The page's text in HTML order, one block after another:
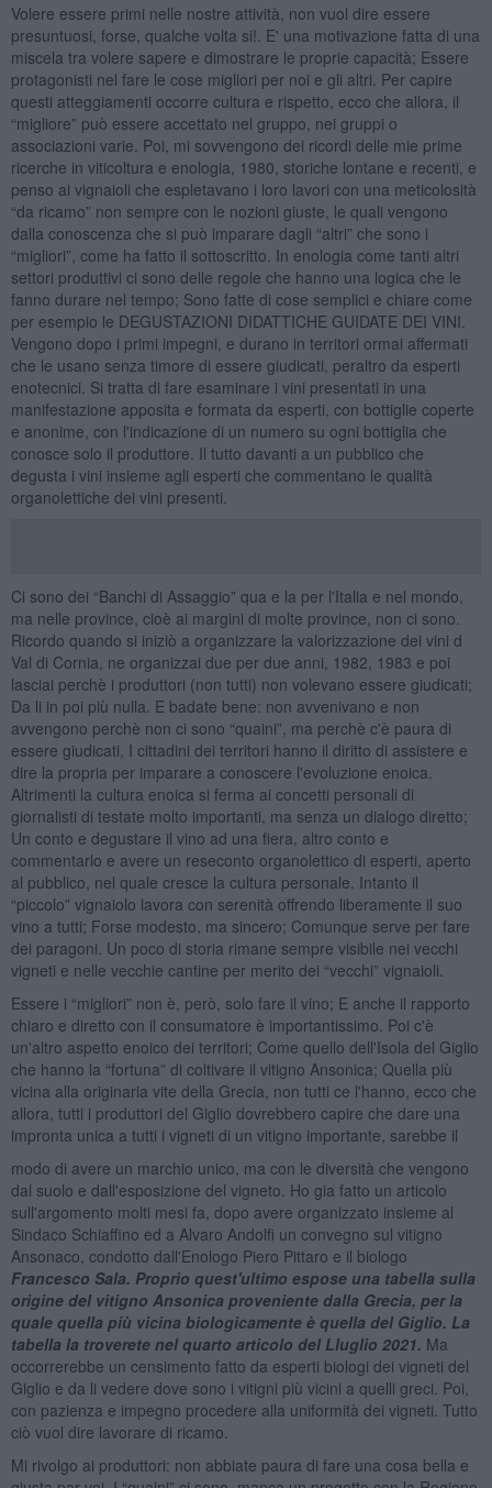
Volere essere primi nelle nostre attività, non vuol dire essere
presuntuosi, forse, qualche volta si!. E' una motivazione fatta di una
miscela tra volere sapere e dimostrare le proprie capacità; Essere
protagonisti nel fare le cose migliori per noi e gli altri. Per capire
questi atteggiamenti occorre cultura e rispetto, ecco che allora, il
“migliore” può essere accettato nel gruppo, nei gruppi o
associazioni varie. Poi, mi sovvengono dei ricordi delle mie prime
ricerche in viticoltura e enologia, 1980, storiche lontane e recenti, e
penso ai vignaioli che espletavano i loro lavori con una meticolosità
“da ricamo” non sempre con le nozioni giuste, le quali vengono
dalla conoscenza che si può imparare dagli “altri” che sono i
“migliori”, come ha fatto il sottoscritto. In enologia come tanti altri
settori produttivi ci sono delle regole che hanno una logica che le
fanno durare nel tempo; Sono fatte di cose semplici e chiare come
per esempio le DEGUSTAZIONI DIDATTICHE GUIDATE DEI VINI.
Vengono dopo i primi impegni, e durano in territori ormai affermati
che le usano senza timore di essere giudicati, peraltro da esperti
enotecnici. Si tratta di fare esaminare i vini presentati in una
manifestazione apposita e formata da esperti, con bottiglie coperte
e anonime, con l'indicazione di un numero su ogni bottiglia che
conosce solo il produttore. Il tutto davanti a un pubblico che
degusta i vini insieme agli esperti che commentano le qualità
organolettiche dei vini presenti.
Ci sono dei “Banchi di Assaggio” qua e la per l'Italia e nel mondo,
ma nelle province, cioè ai margini di molte province, non ci sono.
Ricordo quando si iniziò a organizzare la valorizzazione dei vini d
Val di Cornia, ne organizzai due per due anni, 1982, 1983 e poi
lasciai perchè i produttori (non tutti) non volevano essere giudicati;
Da li in poi più nulla. E badate bene: non avvenivano e non
avvengono perchè non ci sono “quaini”, ma perchè c'è paura di
essere giudicati, I cittadini dei territori hanno il diritto di assistere e
dire la propria per imparare a conoscere l'evoluzione enoica.
Altrimenti la cultura enoica si ferma ai concetti personali di
giornalisti di testate molto importanti, ma senza un dialogo diretto;
Un conto e degustare il vino ad una fiera, altro conto e
commentarlo e avere un reseconto organolettico di esperti, aperto
al pubblico, nel quale cresce la cultura personale. Intanto il
“piccolo” vignaiolo lavora con serenità offrendo liberamente il suo
vino a tutti; Forse modesto, ma sincero; Comunque serve per fare
dei paragoni. Un poco di storia rimane sempre visibile nei vecchi
vigneti e nelle vecchie cantine per merito dei “vecchi” vignaioli.
Essere i “migliori” non è, però, solo fare il vino; E anche il rapporto
chiaro e diretto con il consumatore è importantissimo. Poi c'è
un'altro aspetto enoico dei territori; Come quello dell'Isola del Giglio
che hanno la “fortuna” di coltivare il vitigno Ansonica; Quella più
vicina alla originaria vite della Grecia, non tutti ce l'hanno, ecco che
allora, tutti i produttori del Giglio dovrebbero capire che dare una
impronta unica a tutti i vigneti di un vitigno importante, sarebbe il
modo di avere un marchio unico, ma con le diversità che vengono
dal suolo e dall'esposizione del vigneto. Ho gia fatto un articolo
sull'argomento molti mesi fa, dopo avere organizzato insieme al
Sindaco Schiaffino ed a Alvaro Andolfi un convegno sul vitigno
Ansonaco, condotto dall'Enologo Piero Pittaro e il biologo
Francesco Sala. Proprio quest'ultimo espose una tabella sulla
origine del vitigno Ansonica proveniente dalla Grecia, per la
quale quella più vicina biologicamente è quella del Giglio. La
tabella la troverete nel quarto articolo del Lluglio 2021. Ma
occorrerebbe un censimento fatto da esperti biologi dei vigneti del
Giglio e da li vedere dove sono i vitigni più vicini a quelli greci. Poi,
con pazienza e impegno procedere alla uniformità dei vigneti. Tutto
ciò vuol dire lavorare di ricamo.
Mi rivolgo ai produttori: non abbiate paura di fare una cosa bella e